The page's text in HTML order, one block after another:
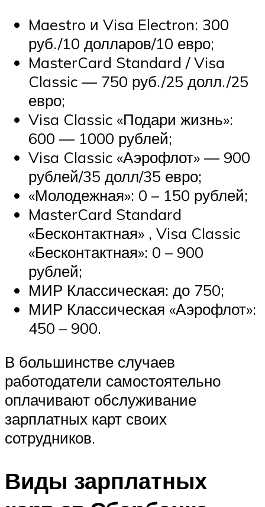
Maestro и Visa Electron: 300
руб./10 долларов/10 евро;
MasterCard Standard / Visa
Classic — 750 руб./25 долл./25
евро;
Visa Classic «Подари жизнь»:
600 — 1000 рублей;
Visa Classic «Аэрофлот» — 900
рублей/35 долл/35 евро;
«Молодежная»: 0 – 150 рублей;
MasterCard Standard
«Бесконтактная» , Visa Classic
«Бесконтактная»: 0 – 900
рублей;
МИР Классическая: до 750;
МИР Классическая «Аэрофлот»:
450 – 900.
В большинстве случаев
работодатели самостоятельно
оплачивают обслуживание
зарплатных карт своих
сотрудников.
Виды зарплатных